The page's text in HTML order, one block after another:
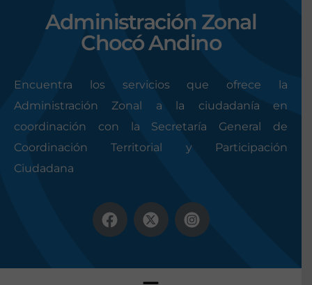
Administración Zonal
Chocó Andino
Encuentra los servicios que ofrece la
Administración Zonal a la ciudadanía en
coordinación con la Secretaría General de
Coordinación Territorial y Participación
Ciudadana